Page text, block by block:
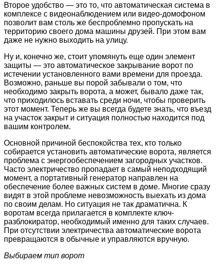
Второе удобство — это то, что автоматическая система в
комплексе с видеонаблюдением или видео-домофоном
позволит вам столь же беспроблемно пропускать на
территорию своего дома машины друзей. При этом вам
даже не нужно выходить на улицу.
Ну и, конечно же, стоит упомянуть еще один элемент
защиты — это автоматическое закрывание ворот по
истечении установленного вами времени для проезда.
Возможно, раньше вы порой забывали о том, что
необходимо закрыть ворота, а может, бывало даже так,
что приходилось вставать среди ночи, чтобы проверить
этот момент. Теперь же вы всегда будете знать, что въезд
на участок закрыт и ситуация полностью находится под
вашим контролем.
Основной причиной беспокойства тех, кто только
собирается установить автоматические ворота, является
проблема с энергообеспечением загородных участков.
Часто электричество пропадает в самый неподходящий
момент, а портативный генератор направлен на
обеспечение более важных систем в доме. Многие сразу
видят в этой проблеме невозможность выехать из дома
по своим делам. Но ситуация не так драматична. К
воротам всегда прилагается в комплекте ключ-
разблокиратор, необходимый именно для таких случаев.
При отсутствии электричества автоматические ворота
превращаются в обычные и управляются вручную.
Выбираем тип ворот